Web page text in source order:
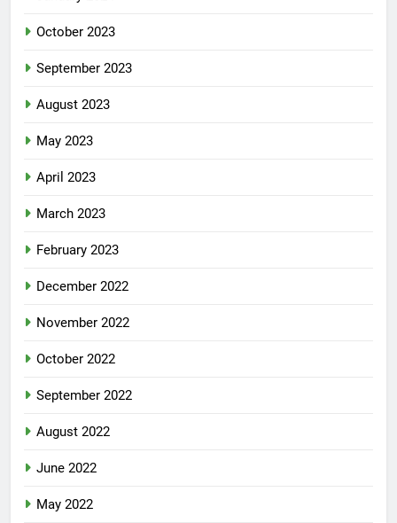
October 2023
September 2023
August 2023
May 2023
April 2023
March 2023
February 2023
December 2022
November 2022
October 2022
September 2022
August 2022
June 2022
May 2022